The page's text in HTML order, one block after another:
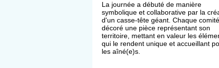
La journée a débuté de manière
symbolique et collaborative par la
d'un casse-tête géant. Chaque
décoré une pièce représentant son
territoire, mettant en valeur les
qui le rendent unique et accueillant
les aîné(e)s.